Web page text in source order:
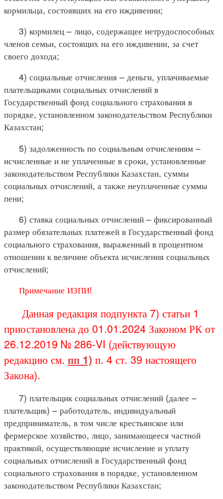
кормильца, состоявших на его иждивении;
3) кормилец – лицо, содержащее нетрудоспособных
членов семьи, состоящих на его иждивении, за счет
своего дохода;
4) социальные отчисления – деньги, уплачиваемые
плательщиками социальных отчислений в
Государственный фонд социального страхования в
порядке, установленном законодательством Республики
Казахстан;
5) задолженность по социальным отчислениям –
исчисленные и не уплаченные в сроки, установленные
законодательством Республики Казахстан, суммы
социальных отчислений, а также неуплаченные суммы
пени;
6) ставка социальных отчислений – фиксированный
размер обязательных платежей в Государственный фонд
социального страхования, выраженный в процентном
отношении к величине объекта исчисления социальных
отчислений;
Примечание ИЗПИ!
Данная редакция подпункта 7) статьи 1
приостановлена до 01.01.2024 Законом РК от
26.12.2019 № 286-VI (действующую
редакцию см. пп 1) п. 4 ст. 39 настоящего
Закона).
7) плательщик социальных отчислений (далее –
плательщик) – работодатель, индивидуальный
предприниматель, в том числе крестьянское или
фермерское хозяйство, лицо, занимающееся частной
практикой, осуществляющие исчисление и уплату
социальных отчислений в Государственный фонд
социального страхования в порядке, установленном
законодательством Республики Казахстан;